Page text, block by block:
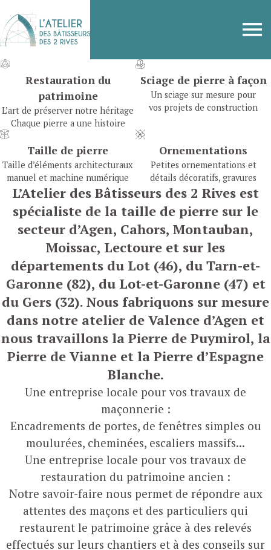
Restauration du
patrimoine
L’art de préserver notre héritage
Chaque pierre a une histoire
Sciage de pierre à façon
Un sciage sur mesure pour
vos projets de construction
Taille de pierre
Taille d’éléments architecturaux
manuel et machine numérique
Ornementations
Petites ornementations et
détails décoratifs, gravures
L’Atelier des Bâtisseurs des 2 Rives est
spécialiste de la taille de pierre sur le
secteur d’Agen, Cahors, Montauban,
Moissac, Lectoure et sur les
départements du Lot (46), du Tarn-et-
Garonne (82), du Lot-et-Garonne (47) et
du Gers (32). Nous fabriquons sur mesure
dans notre atelier de Valence d’Agen et
nous travaillons la Pierre de Puymirol, la
Pierre de Vianne et la Pierre d’Espagne
Blanche.
Une entreprise locale pour vos travaux de
maçonnerie :
Encadrements de portes, de fenêtres simples ou
moulurées, cheminées, escaliers massifs...
Une entreprise locale pour vos travaux de
restauration du patrimoine ancien :
Notre savoir-faire nous permet de répondre aux
attentes des maçons et des particuliers qui
restaurent le patrimoine grâce à des relevés
effectués sur leurs chantiers et à des conseils sur